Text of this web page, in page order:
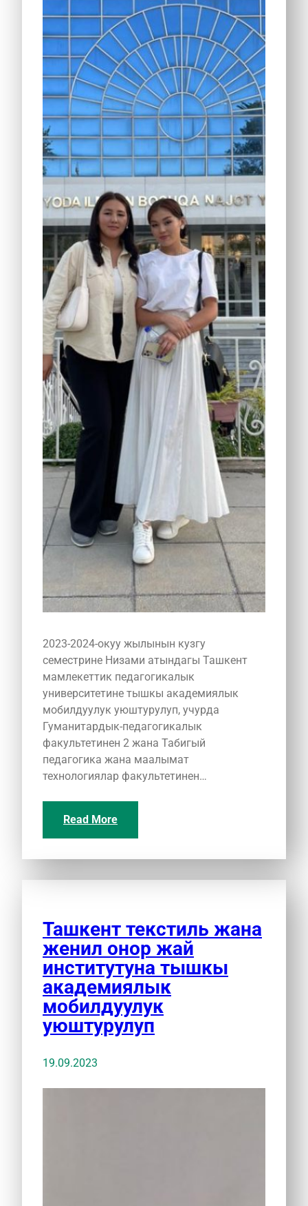
2023-2024-окуу жылынын кузгу
семестрине Низами атындагы Ташкент
мамлекеттик педагогикалык
университетине тышкы академиялык
мобилдуулук уюштурулуп, учурда
Гуманитардык-педагогикалык
факультетинен 2 жана Табигый
педагогика жана маалымат
технологиялар факультетинен…
Read More
Ташкент текстиль жана
женил онор жай
институтуна тышкы
академиялык
мобилдуулук
уюштурулуп
19.09.2023